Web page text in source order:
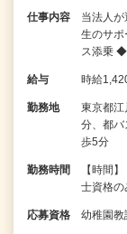
仕事内容
当法人
生のサ
ス添乗
給与 時給
勤務地
東京都
分、都バ
歩5分
勤務時間
【時間
士資格
応募資格 幼稚園教